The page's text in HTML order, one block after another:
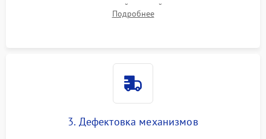
очесов из зоны петлителей и ножей с помощью жестких
кистей, пинцета и потока сжатого воздуха.
Подробнее
3. Дефектовка механизмов